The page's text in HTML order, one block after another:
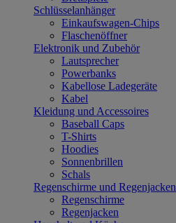
Schlüsselanhänger
Einkaufswagen-Chips
Flaschenöffner
Elektronik und Zubehör
Lautsprecher
Powerbanks
Kabellose Ladegeräte
Kabel
Kleidung und Accessoires
Baseball Caps
T-Shirts
Hoodies
Sonnenbrillen
Schals
Regenschirme und Regenjacken
Regenschirme
Regenjacken